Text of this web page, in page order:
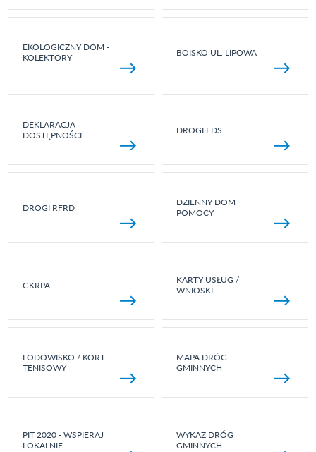
EKOLOGICZNY DOM -
KOLEKTORY
BOISKO UL. LIPOWA
DEKLARACJA
DOSTĘPNOŚCI
DROGI FDS
DROGI RFRD
DZIENNY DOM
POMOCY
GKRPA
KARTY USŁUG /
WNIOSKI
LODOWISKO / KORT
TENISOWY
MAPA DRÓG
GMINNYCH
PIT 2020 - WSPIERAJ
LOKALNIE
WYKAZ DRÓG
GMINNYCH